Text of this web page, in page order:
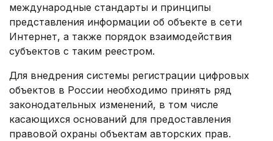
международные стандарты и принципы
представления информации об объекте в сети
Интернет, а также порядок взаимодействия
субъектов с таким реестром.
Для внедрения системы регистрации цифровых
объектов в России необходимо принять ряд
законодательных изменений, в том числе
касающихся оснований для предоставления
правовой охраны объектам авторских прав.